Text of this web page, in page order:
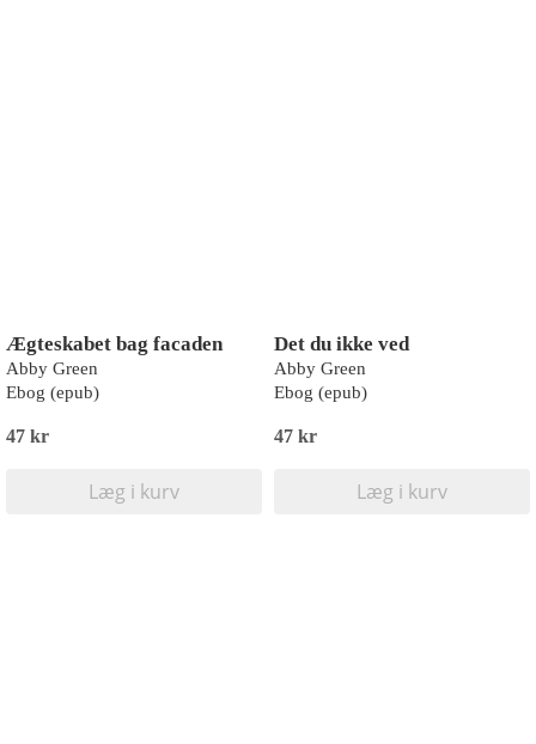
Ægteskabet bag facaden
Abby Green
Ebog (epub)
47 kr
Læg i kurv
Det du ikke ved
Abby Green
Ebog (epub)
47 kr
Læg i kurv